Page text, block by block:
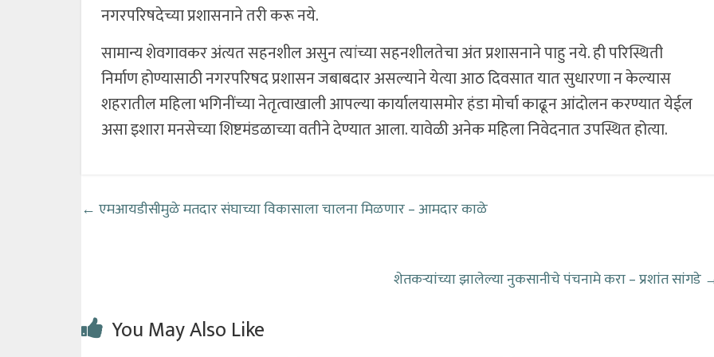
नगरपरिषदेच्या प्रशासनाने तरी करू नये.
सामान्य शेवगावकर अंत्यत सहनशील असुन त्यांच्या सहनशीलतेचा अंत प्रशासनाने पाहु नये. ही परिस्थिती
निर्माण होण्यासाठी नगरपरिषद प्रशासन जबाबदार असल्याने येत्या आठ दिवसात यात सुधारणा न केल्यास
शहरातील महिला भगिनींच्या नेतृत्वाखाली आपल्या कार्यालयासमोर हंडा मोर्चा काढून आंदोलन करण्यात येईल
असा इशारा मनसेच्या शिष्टमंडळाच्या वतीने देण्यात आला. यावेळी अनेक महिला निवेदनात उपस्थित होत्या.
← एमआयडीसीमुळे मतदार संघाच्या विकासाला चालना मिळणार – आमदार काळे
शेतकऱ्यांच्या झालेल्या नुकसानीचे पंचनामे करा – प्रशांत सांगडे
You May Also Like